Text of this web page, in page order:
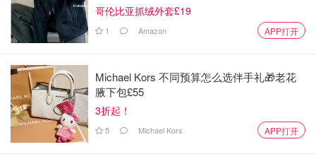
哥伦比亚抓绒外套£19
1 Amazon APP打开
Michael Kors 不同预算怎么选伴手礼🎁老花
腋下包£55
3折起！
5 Michael Kors APP打开